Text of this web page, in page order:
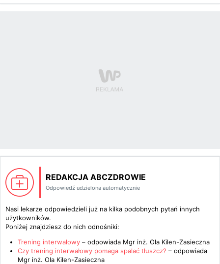
REDAKCJA ABCZDROWIE
Odpowiedź udzielona automatycznie
Nasi lekarze odpowiedzieli już na kilka podobnych pytań innych
użytkowników.
Poniżej znajdziesz do nich odnośniki:
Trening interwałowy – odpowiada Mgr inż. Ola Kilen-Zasieczna
Czy trening interwałowy pomaga spalać tłuszcz? – odpowiada
Mgr inż. Ola Kilen-Zasieczna